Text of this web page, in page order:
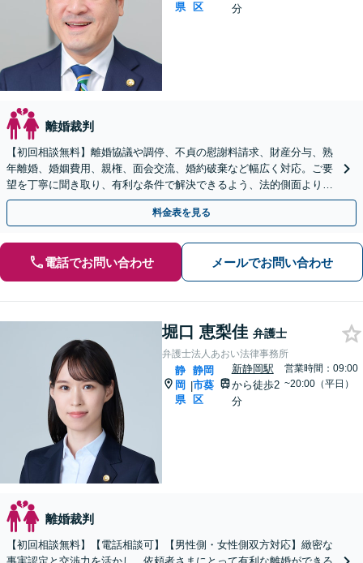
県
区
分
離婚裁判
【初回相談無料】離婚協議や調停、不貞の慰謝料請求、財産分与、熟
年離婚、婚姻費用、親権、面会交流、婚約破棄など幅広く対応。ご要
望を丁寧に聞き取り、有利な条件で解決できるよう、法的側面よりお
力添えいたします【完全個室で対応】
料金表を見る
電話でお問い合わせ メールでお問い合わせ
堀口 恵梨佳 弁護士
弁護士法人あおい法律事務所
静
岡
県
|
静岡
市葵
区
新静岡駅
から徒歩2
分
営業時間：09:00
~20:00（平日）
離婚裁判
【初回相談無料】【電話相談可】【男性側・女性側双方対応】緻密な